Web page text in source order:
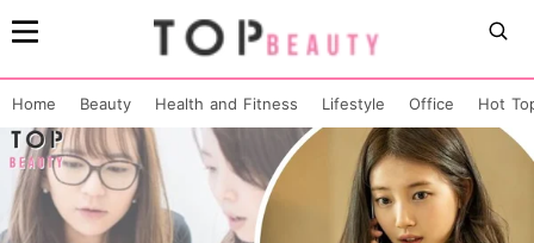
Home Beauty Health and Fitness Lifestyle Office Hot